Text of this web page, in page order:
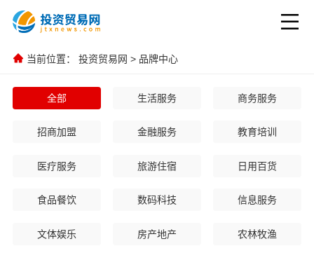
当前位置： 投资贸易网 > 品牌中心
全部 生活服务 商务服务
招商加盟 金融服务 教育培训
医疗服务 旅游住宿 日用百货
食品餐饮 数码科技 信息服务
文体娱乐 房产地产 农林牧渔